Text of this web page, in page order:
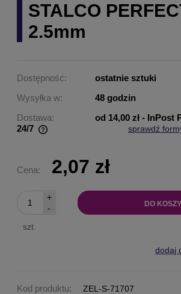
STALCO
2.5mm
Dostępność:
ostatnie sztuki
Wysyłka w:
48 godzin
Dostawa:
od 14,00 zł - InPost
24/7
sprawdź
Cena: 2,07 zł
-
+
szt.
DO
dodaj
Kod produktu: ZEL-S-71707